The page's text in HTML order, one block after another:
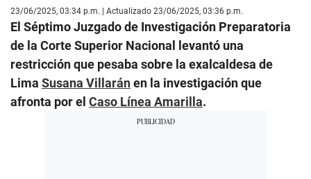
23/06/2025, 03:34 p.m. | Actualizado 23/06/2025, 03:36 p.m.
El Séptimo Juzgado de Investigación Preparatoria
de la Corte Superior Nacional levantó una
restricción que pesaba sobre la exalcaldesa de
Lima Susana Villaránen la investigación que
afronta por el Caso Línea Amarilla.